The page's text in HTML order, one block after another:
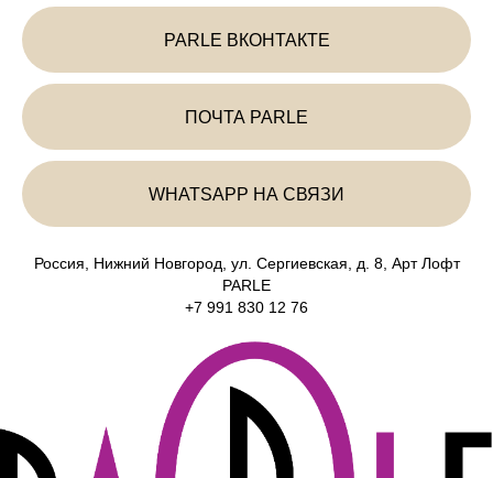
PARLE ВКОНТАКТЕ
ПОЧТА PARLE
WHATSAPP НА СВЯЗИ
Россия, Нижний Новгород, ул. Сергиевская, д. 8, Арт Лофт
PARLE
+7 991 830 12 76